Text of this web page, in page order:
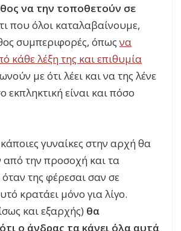
να την τοποθετούν σε
που όλοι καταλαβαίνουμε,
συμπεριφορές, όπωςνα
κάθε λέξη της και επιθυμία
με ότι λέει και να της λένε
εκπληκτική είναι και πόσο
γυναίκες στην αρχή θα
από την προσοχή και τα
της φέρεσαι σαν σε
κρατάει μόνο για λίγο.
και εξαρχής) θα
ο άνδρας τα κάνει όλα αυτά